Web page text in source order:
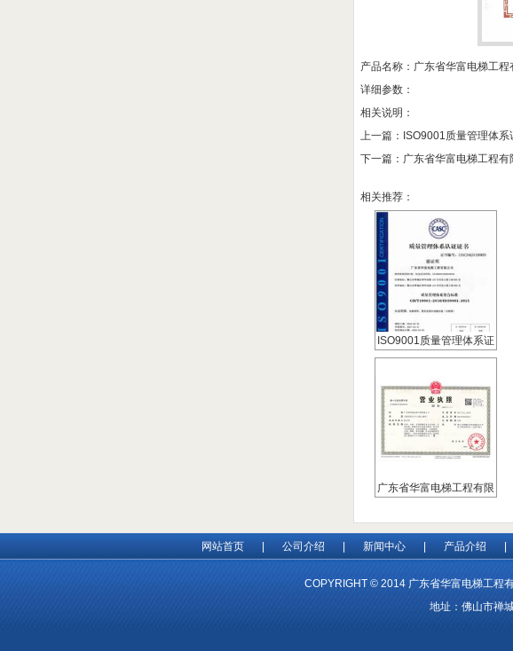
产品名称：广东省华富电梯工
详细参数：
相关说明：
上一篇： ISO9001质量管理体系
下一篇： 广东省华富电梯工程
相关推荐：
ISO9001质量管理体系证
书
广东省华富电梯工程有限
网站首页 | 公司介绍 | 新闻中心 | 产品介绍 |
COPYRIGHT © 2014 广东省华富电梯工
地址：佛山市禅